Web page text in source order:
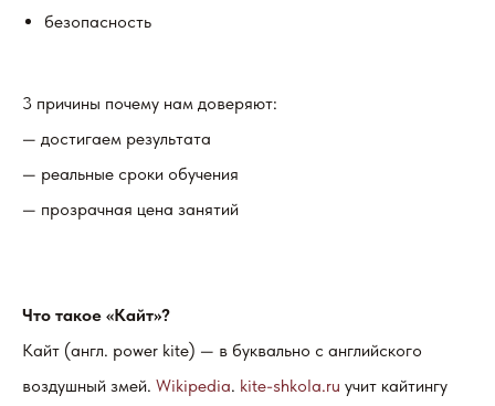
безопасность
3 причины почему нам доверяют:
— достигаем результата
— реальные сроки обучения
— прозрачная цена занятий
Что такое «Кайт»?
Кайт (англ. power kite) — в буквально с английского
воздушный змей. Wikipedia. kite-shkola.ru учит кайтингу